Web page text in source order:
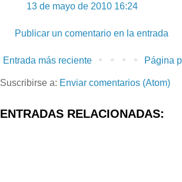
13 de mayo de 2010 16:24
Publicar un comentario en la entrada
Entrada más reciente Página
Suscribirse a: Enviar comentarios (Atom)
ENTRADAS RELACIONADAS: